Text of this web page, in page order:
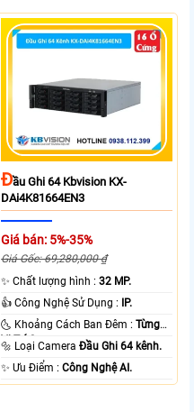
ĐẦu Ghi 64 Kbvision KX-
DAi4K81664EN3
Giá bán: 5%-35%
Giá Gốc: 69,280,000 ₫
✨ Chất lượng hình :32 MP.
👍 Công Nghệ Sử Dụng : IP.
🌜 Khoảng Cách Ban Đêm :Từng
Vị Trí Camera .
🔩 Loại CameraĐầu Ghi 64 kênh.
️✨ Ưu Điểm :Công Nghệ AI.